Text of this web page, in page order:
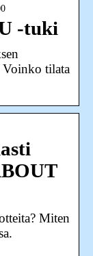
-tuki
Voinko tilata
Miten